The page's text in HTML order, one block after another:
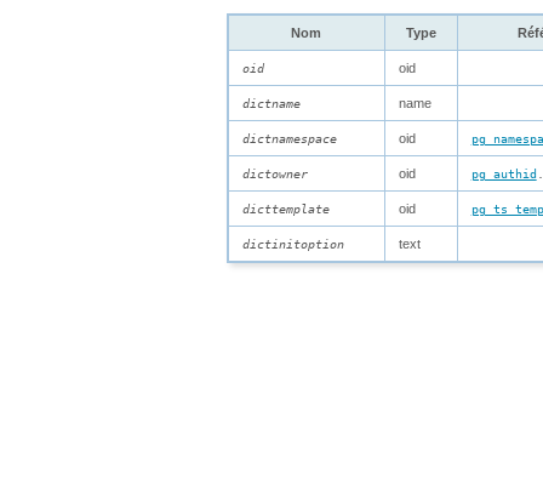
Nom Type
oid oid
dictname name
dictnamespace oid
dictowner oid pg_authid
dicttemplate oid
dictinitoption text